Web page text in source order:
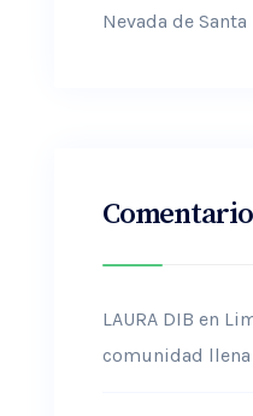
Nevada de Santa
LAURA DIB en
comunidad